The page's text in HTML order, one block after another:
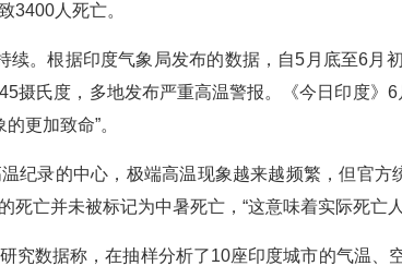
3400人死亡。
续。根据印度气象局发布的数据，自5月底至6月
摄氏度，多地发布严重高温警报。《今日印度》
更加致命”。
纪录的中心，极端高温现象越来越频繁，但官方
亡并未被标记为中暑死亡，“这意味着实际死亡人
究数据称，在抽样分析了10座印度城市的气温、